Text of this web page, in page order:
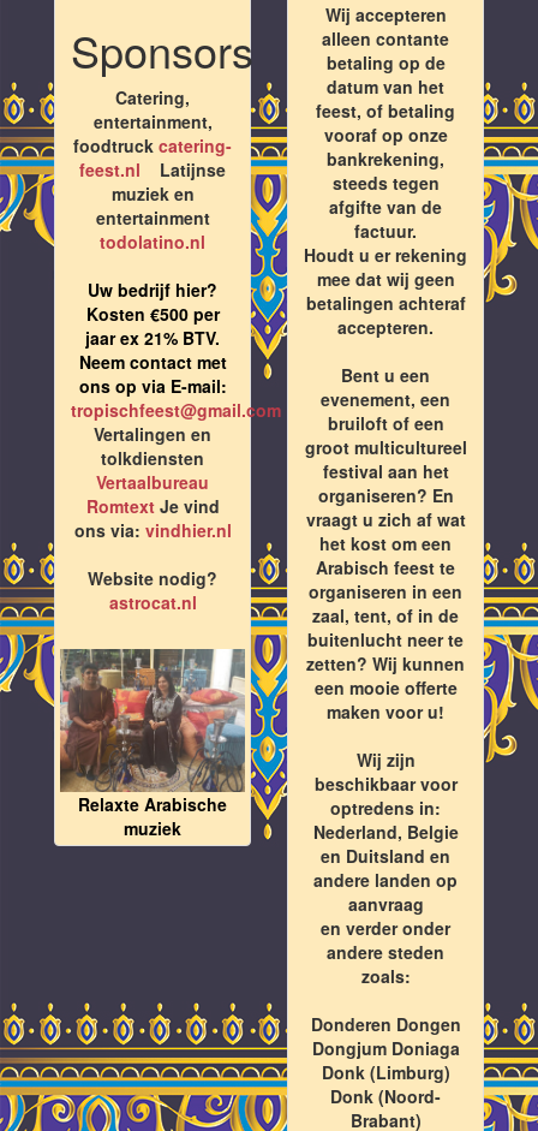
Sponsors
Catering,
entertainment,
foodtruck catering-
feest.nl Latijnse
muziek en
entertainment
todolatino.nl
Uw bedrijf hier?
Kosten €500 per
jaar ex 21% BTV.
Neem contact met
ons op via E-mail:
tropischfeest@gmail.com
Vertalingen en
tolkdiensten
Vertaalbureau
RomtextJe vind
ons via: vindhier.nl
Website nodig?
astrocat.nl
Relaxte Arabische
muziek
Wij accepteren
alleen contante
betaling op de
datum van het
feest, of betaling
vooraf op onze
bankrekening,
steeds tegen
afgifte van de
factuur.
Houdt u er rekening
mee dat wij geen
betalingen achteraf
accepteren.
Bent u een
evenement, een
bruiloft of een
groot multicultureel
festival aan het
organiseren? En
vraagt u zich af wat
het kost om een
Arabisch feest te
organiseren in een
zaal, tent, of in de
buitenlucht neer te
zetten? Wij kunnen
een mooie offerte
maken voor u!
Wij zijn
beschikbaar voor
optredens in:
Nederland, Belgie
en Duitsland en
andere landen op
aanvraag
en verder onder
andere steden
zoals:
Donderen Dongen
Dongjum Doniaga
Donk (Limburg)
Donk (Noord-
Brabant)